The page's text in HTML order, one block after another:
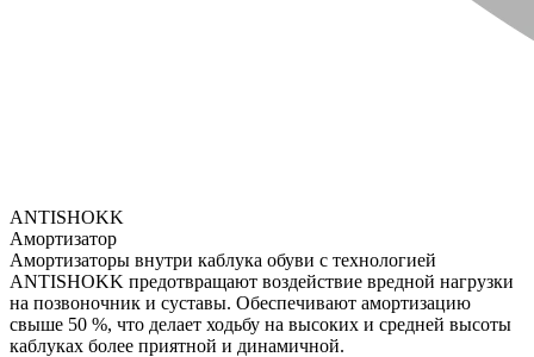
ANTISHOKK
Амортизатор
Амортизаторы внутри каблука обуви с технологией
ANTISHOKK предотвращают воздействие вредной нагрузки
на позвоночник и суставы. Обеспечивают амортизацию
свыше 50 %, что делает ходьбу на высоких и средней высоты
каблуках более приятной и динамичной.